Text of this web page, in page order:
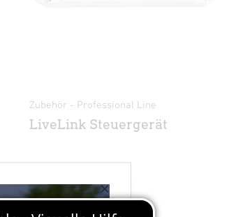
×
Zubehör - Professional Line
LiveLink Steuergerät